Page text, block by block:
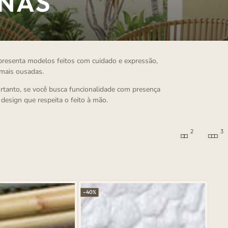
modelos feitos com cuidado e expressão,
ousadas.
se você busca funcionalidade com presença
que respeita o feito à mão.
2 3
–40%